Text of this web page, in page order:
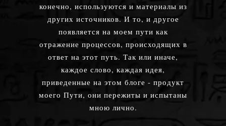
конечно, используются и материалы из
других источников. И то, и другое
появляется на моем пути как
отражение процессов, происходящих в
ответ на этот путь. Так или иначе,
каждое слово, каждая идея,
приведенные на этом блоге - продукт
моего Пути, они пережиты и испытаны
мною лично.